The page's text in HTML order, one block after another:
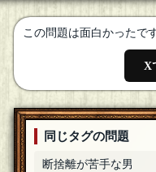
この問題は面白かったで
X
同じタグの問題
断捨離が苦手な男